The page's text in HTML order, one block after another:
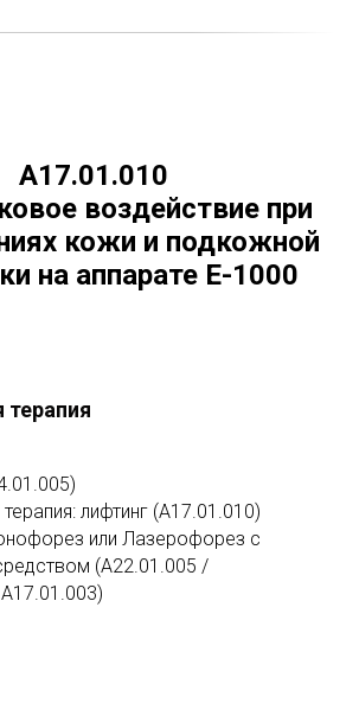
А17.01.010
воздействие при
кожи и подкожной
на аппарате E-1000
лифтинг (А17.01.010)
или Лазерофорез с
(А22.01.005 /